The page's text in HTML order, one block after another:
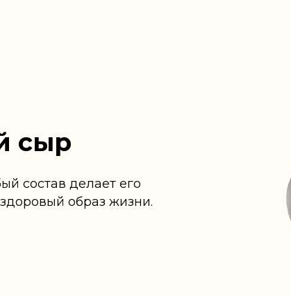
сыр
состав делает его
образ жизни.